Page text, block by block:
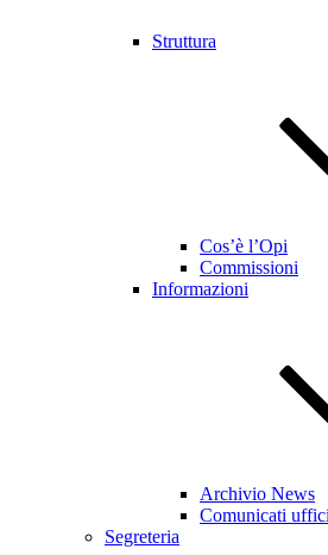
Struttura
Cos’è l’Opi
Commissioni
Informazioni
Archivio News
Comunicati
Segreteria